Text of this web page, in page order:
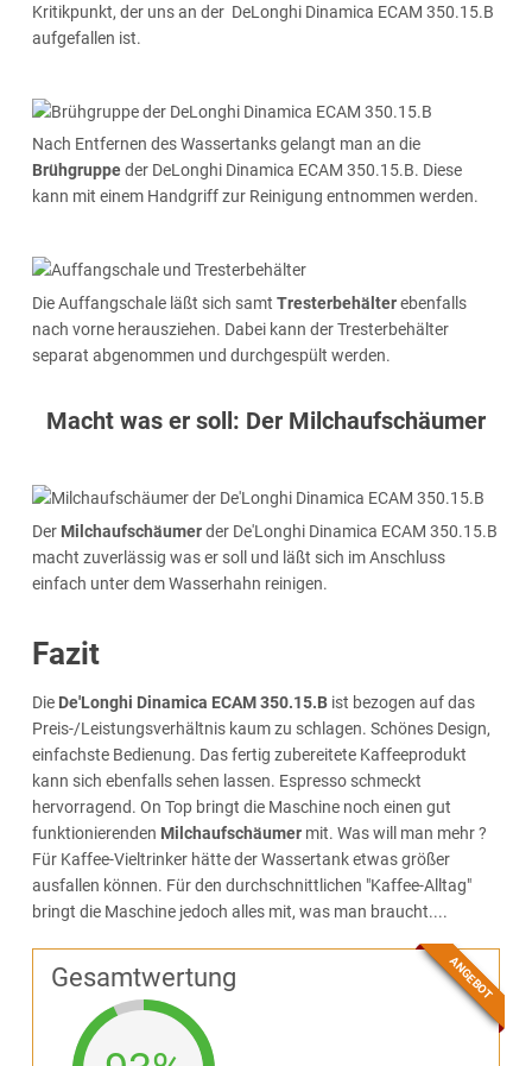
Kritikpunkt, der uns an der DeLonghi Dinamica ECAM 350.15.B
aufgefallen ist.
Nach Entfernen des Wassertanks gelangt man an die
Brühgruppeder DeLonghi Dinamica ECAM 350.15.B. Diese
kann mit einem Handgriff zur Reinigung entnommen werden.
Die Auffangschale läßt sich samt Tresterbehälterebenfalls
nach vorne herausziehen. Dabei kann der Tresterbehälter
separat abgenommen und durchgespült werden.
Macht was er soll: Der Milchaufschäumer
Der Milchaufschäumerder De'Longhi Dinamica ECAM 350.15.B
macht zuverlässig was er soll und läßt sich im Anschluss
einfach unter dem Wasserhahn reinigen.
Fazit
Die De'Longhi Dinamica ECAM 350.15.Bist bezogen auf das
Preis-/Leistungsverhältnis kaum zu schlagen. Schönes Design,
einfachste Bedienung. Das fertig zubereitete Kaffeeprodukt
kann sich ebenfalls sehen lassen. Espresso schmeckt
hervorragend. On Top bringt die Maschine noch einen gut
funktionierenden Milchaufschäumermit. Was will man mehr ?
Für Kaffee-Vieltrinker hätte der Wassertank etwas größer
ausfallen können. Für den durchschnittlichen "Kaffee-Alltag"
bringt die Maschine jedoch alles mit, was man braucht....
93% TOP
Gesamtwertung ANGEBOT